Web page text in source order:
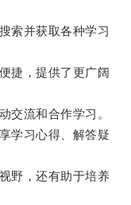
并获取各种学习
捷，提供了更广阔
流和合作学习。
学习心得、解答疑
野，还有助于培养